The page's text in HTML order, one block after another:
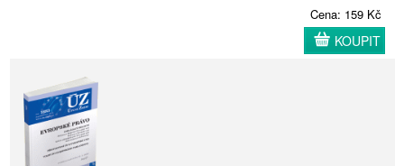
Cena: 159 Kč
KOUPIT